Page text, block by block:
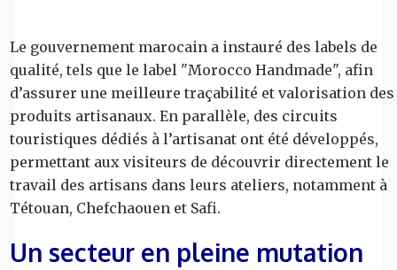
Le gouvernement marocain a instauré des labels de
qualité, tels que le label "Morocco Handmade", afin
d’assurer une meilleure traçabilité et valorisation des
produits artisanaux. En parallèle, des circuits
touristiques dédiés à l’artisanat ont été développés,
permettant aux visiteurs de découvrir directement le
travail des artisans dans leurs ateliers, notamment à
Tétouan, Chefchaouen et Safi.
Un secteur en pleine mutation